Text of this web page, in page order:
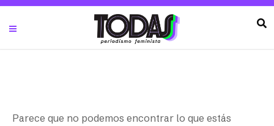
Parece que no podemos encontrar lo que estás